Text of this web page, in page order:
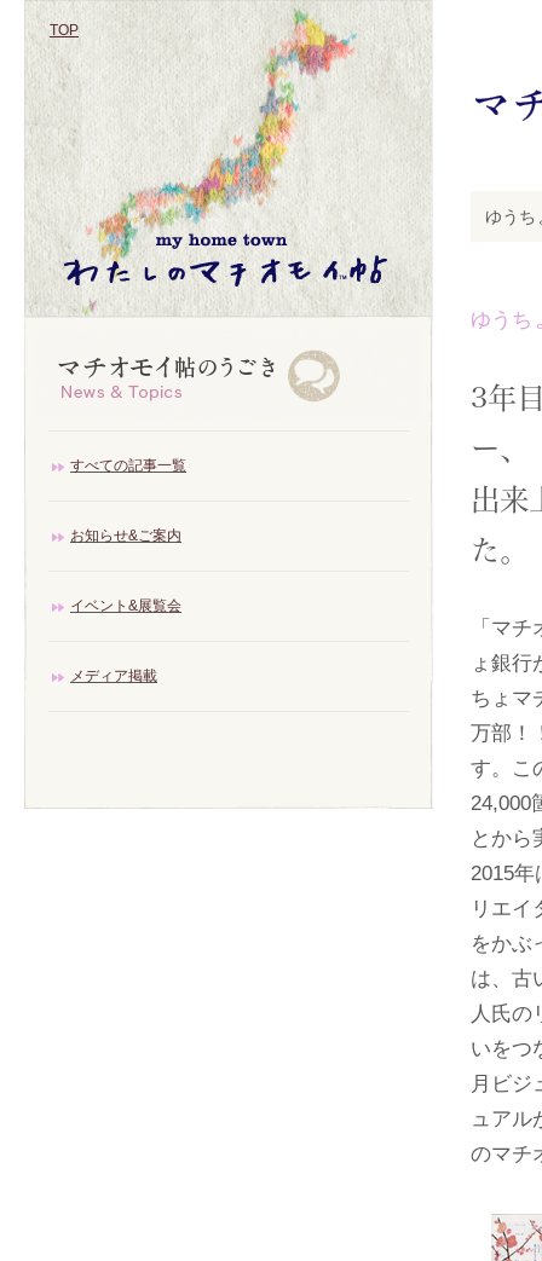
ゆうち
ゆうち
3年
ー、
出来
た。
「マ
ょ銀行
ちょマ
万部！
す。こ
24,000
とから
2015年
リエイ
をかぶ
は、古
人氏の
いをつ
月ビジ
ュアル
のマチ
TOP
すべての記事一覧
お知らせ&ご案内
イベント&展覧会
メディア掲載